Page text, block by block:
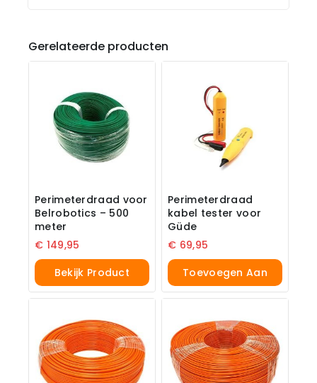
Gerelateerde producten
Perimeterdraad voor
Belrobotics – 500
meter
€ 149,95
Bekijk Product
Perimeterdraad
kabel tester voor
Güde
€ 69,95
Toevoegen Aan
Winkelwagen